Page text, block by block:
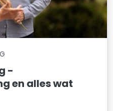
-
en alles wat